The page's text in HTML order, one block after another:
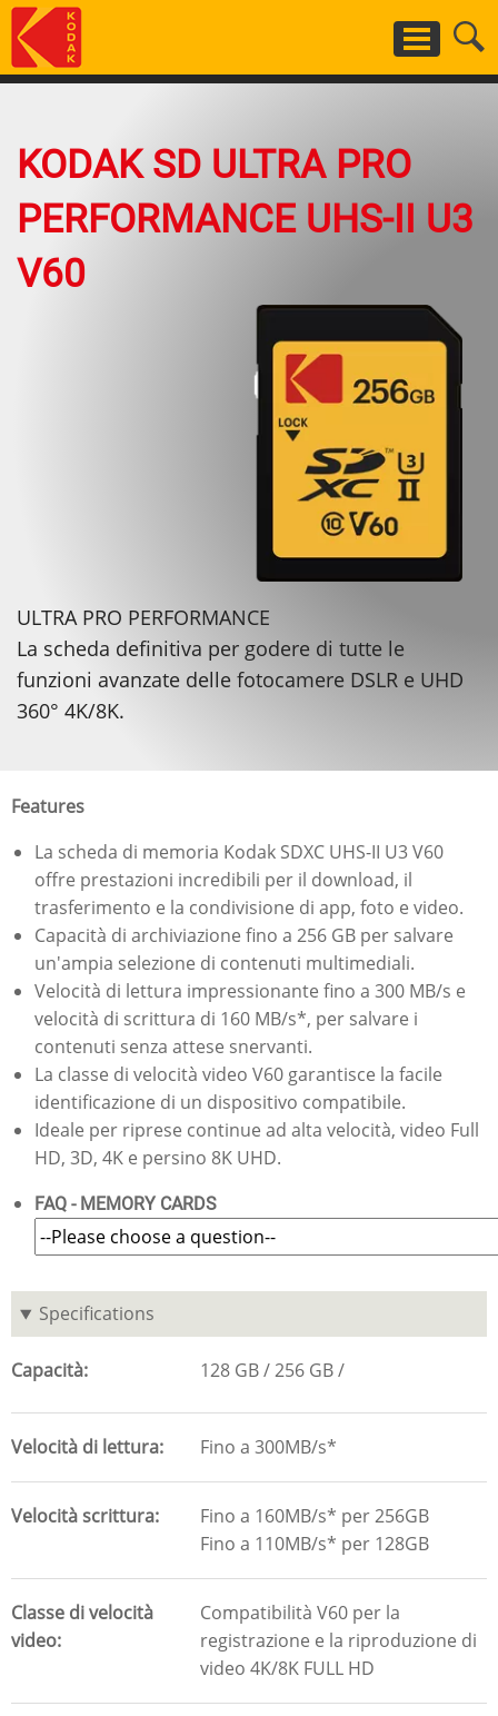
Salta
contenuto
KODAK SD ULTRA PRO
PERFORMANCE UHS-II U3
V60
ULTRA PRO PERFORMANCE
La scheda definitiva per godere di tutte le
funzioni avanzate delle fotocamere DSLR e UHD
360° 4K/8K.
Features
La scheda di memoria Kodak SDXC UHS-II U3 V60
offre prestazioni incredibili per il download, il
trasferimento e la condivisione di app, foto e video.
Capacità di archiviazione fino a 256 GB per salvare
un'ampia selezione di contenuti multimediali.
Velocità di lettura impressionante fino a 300 MB/s e
velocità di scrittura di 160 MB/s*, per salvare i
contenuti senza attese snervanti.
La classe di velocità video V60 garantisce la facile
identificazione di un dispositivo compatibile.
Ideale per riprese continue ad alta velocità, video Full
HD, 3D, 4K e persino 8K UHD.
FAQ - MEMORY CARDS
Specifications
Capacità 128 GB 256 GB
Velocità di lettura Fino a 300MB/s*
Velocità scrittura
Fino a 160MB/s* per 256GB
Fino a 110MB/s* per 128GB
Classe di velocità
video
Compatibilità V60 per la
registrazione e la riproduzione di
video 4K/8K FULL HD